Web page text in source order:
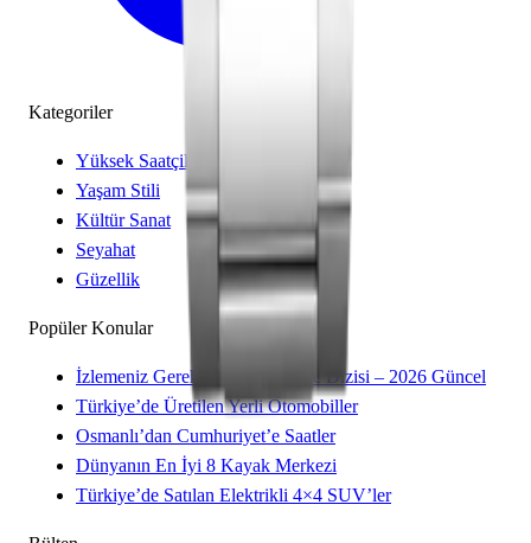
Kategoriler
Yüksek Saatçilik
Yaşam Stili
Kültür Sanat
Seyahat
Güzellik
Popüler Konular
İzlemeniz Gereken 15 Yeni Kore Dizisi – 2026 Güncel
Türkiye’de Üretilen Yerli Otomobiller
Osmanlı’dan Cumhuriyet’e Saatler
Dünyanın En İyi 8 Kayak Merkezi
Türkiye’de Satılan Elektrikli 4×4 SUV’ler